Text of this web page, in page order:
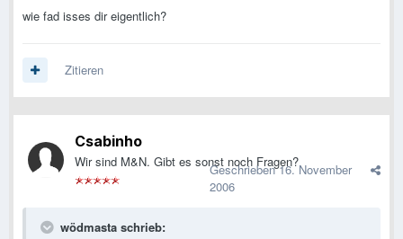
wie fad isses dir eigentlich?
Zitieren
Csabinho
Wir sind M&N. Gibt es sonst noch Fragen?
Geschrieben16. November
2006
wödmasta schrieb: